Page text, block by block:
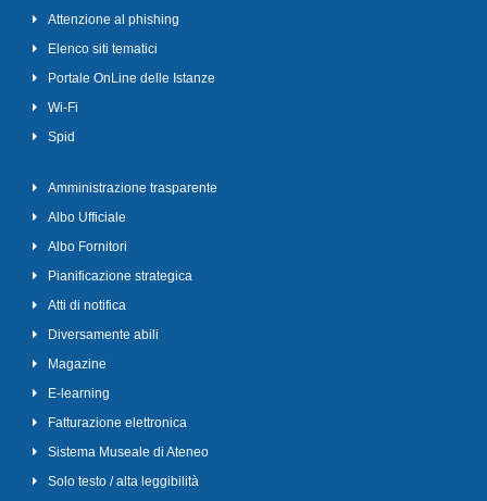
Attenzione al phishing
Elenco siti tematici
Portale OnLine delle Istanze
Wi-Fi
Spid
Amministrazione trasparente
Albo Ufficiale
Albo Fornitori
Pianificazione strategica
Atti di notifica
Diversamente abili
Magazine
E-learning
Fatturazione elettronica
Sistema Museale di Ateneo
Solo testo / alta leggibilità